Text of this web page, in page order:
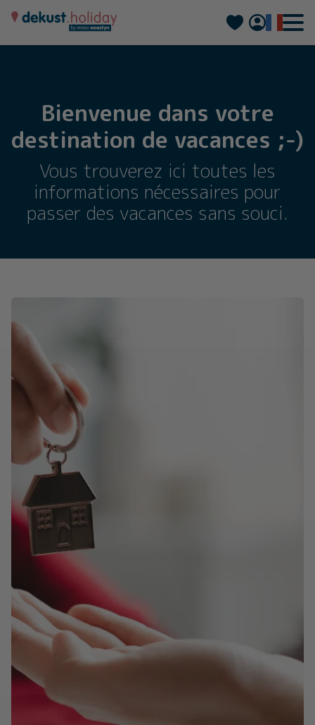
Deutsch
Bienvenue dans votre
destination de vacances ;-)
Vous trouverez ici toutes les
informations nécessaires pour
passer des vacances sans souci.